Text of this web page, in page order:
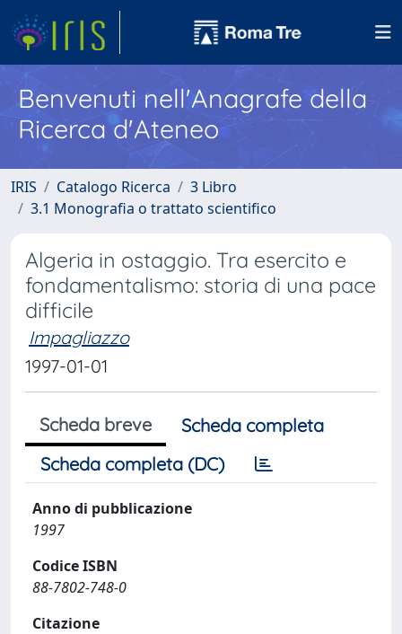
Benvenuti nell'Anagrafe della
Ricerca d'Ateneo
IRIS Catalogo Ricerca
3 Libro
3.1 Monografia o trattato scientifico
Algeria in ostaggio. Tra esercito e
fondamentalismo: storia di una pace
difficile
Impagliazzo
1997-01-01
Scheda breve
Scheda completa
Scheda completa (DC)
Anno di pubblicazione
1997
Codice ISBN
88-7802-748-0
Citazione